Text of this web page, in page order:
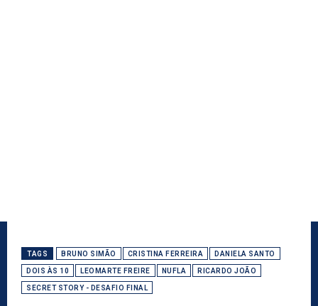
TAGS BRUNO SIMÃO CRISTINA FERREIRA DANIELA SANTO
DOIS ÀS 10 LEOMARTE FREIRE NUFLA RICARDO JOÃO
SECRET STORY - DESAFIO FINAL